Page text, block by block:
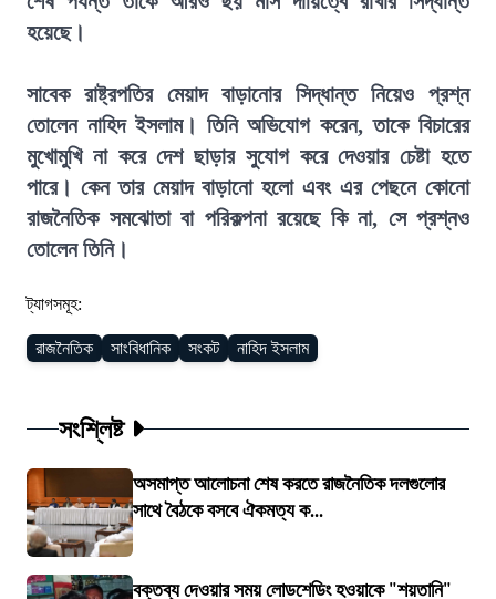
হয়েছে।
সাবেক রাষ্ট্রপতির মেয়াদ বাড়ানোর সিদ্ধান্ত নিয়েও প্রশ্ন
তোলেন নাহিদ ইসলাম। তিনি অভিযোগ করেন, তাকে বিচারের
মুখোমুখি না করে দেশ ছাড়ার সুযোগ করে দেওয়ার চেষ্টা হতে
পারে। কেন তার মেয়াদ বাড়ানো হলো এবং এর পেছনে কোনো
রাজনৈতিক সমঝোতা বা পরিকল্পনা রয়েছে কি না, সে প্রশ্নও
তোলেন তিনি।
ট্যাগসমূহ:
রাজনৈতিক সাংবিধানিক সংকট নাহিদ ইসলাম
সংশ্লিষ্ট
অসমাপ্ত আলোচনা শেষ করতে রাজনৈতিক দলগুলোর
সাথে বৈঠকে বসবে ঐকমত্য ক...
বক্তব্য দেওয়ার সময় লোডশেডিং হওয়াকে "শয়তানি"